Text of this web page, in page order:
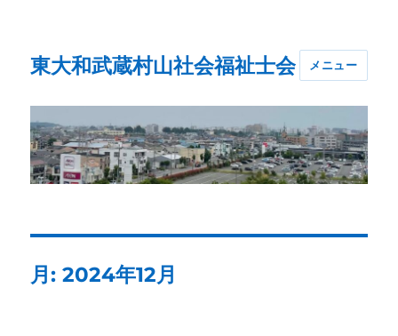
東大和武蔵村山社会福祉士会 メニュー
月:2024年12月